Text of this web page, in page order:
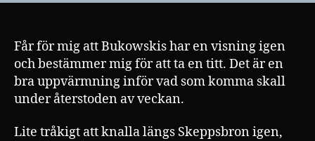
Får för mig att Bukowskis har en visning igen
och bestämmer mig för att ta en titt. Det är en
bra uppvärmning inför vad som komma skall
under återstoden av veckan.
Lite tråkigt att knalla längs Skeppsbron igen,